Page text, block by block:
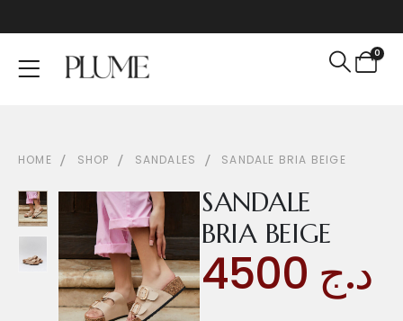
0
HOME SHOP SANDALES SANDALE BRIA BEIGE
SANDALE
BRIA BEIGE
د.ج